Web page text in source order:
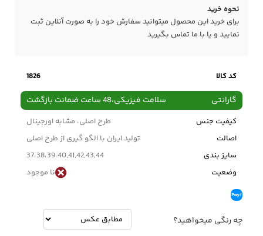
نحوه خرید
برای خرید این محصول میتوانید سفارش خود را به صورت آنلاین ثبت
نمایید و یا با ما تماس بگیرید
کد کالا 1826
گارانتی سلامت فیزیکی،48 ساعت ضمانت بازگشت
کیفیت جنس
طرح اصلی، مشابه اورجینال
اصالت
تولید ایران با الگو گیری از طرح اصلی
سایز بندی
37،38،39،40,41,42,43,44
وضعیت
نا موجود
چه رنگی میخواهید؟